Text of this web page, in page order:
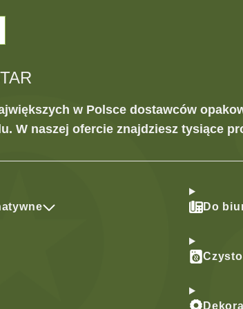
w Polsce dostawców
W naszej ofercie znajdziesz tysiące
Do